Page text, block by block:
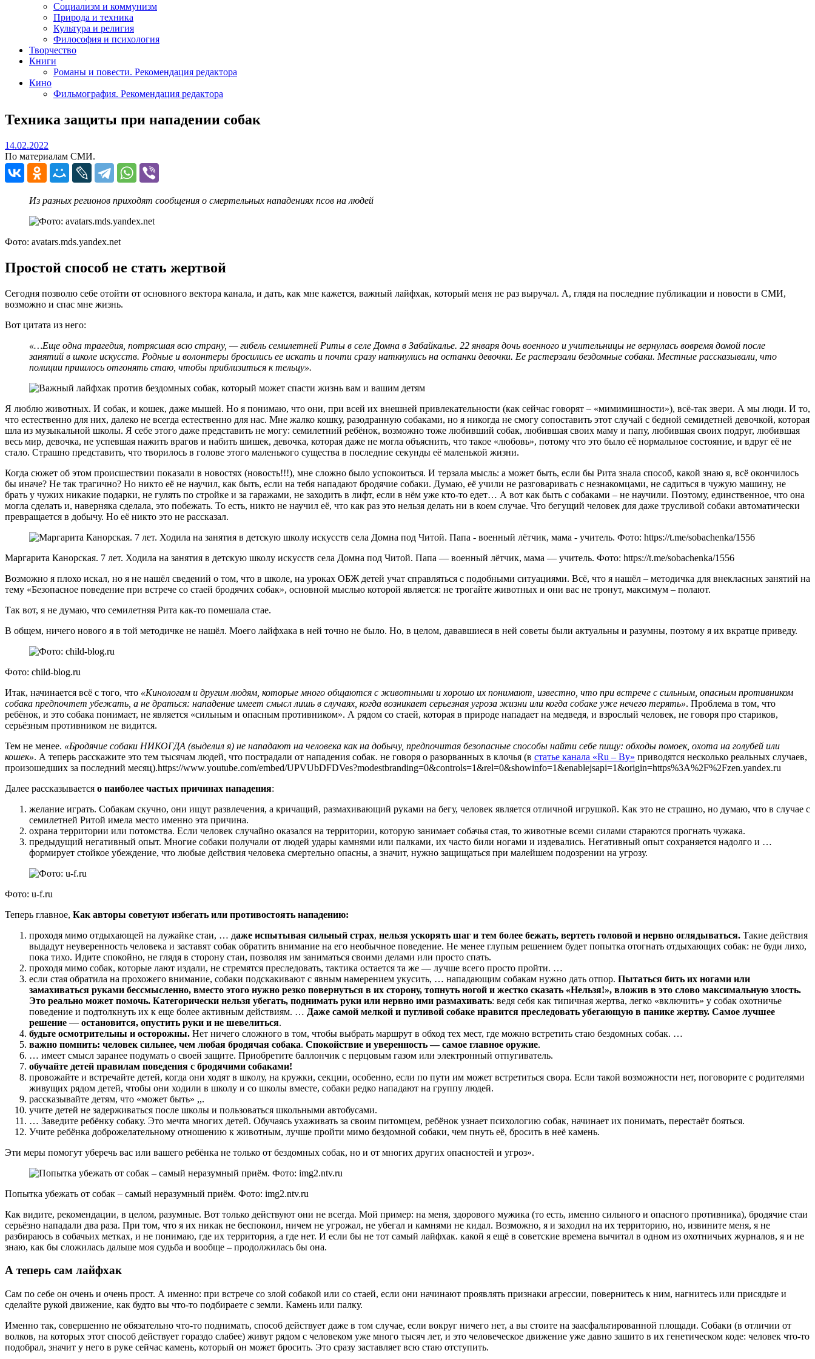
Социализм и коммунизм
Природа и техника
Культура и религия
Философия и психология
Творчество
Книги
Романы и повести. Рекомендация редактора
Кино
Фильмография. Рекомендация редактора
Техника защиты при нападении собак
14.02.2022
По материалам СМИ.
Из разных регионов приходят сообщения о смертельных нападениях псов на людей
Фото: avatars.mds.yandex.net
Простой способ не стать жертвой
Сегодня позволю себе отойти от основного вектора канала, и дать, как мне кажется, важный лайфхак, который меня не раз выручал. А, глядя на последние публикации и новости в СМИ,
возможно и спас мне жизнь.
Вот цитата из него:
«…Еще одна трагедия, потрясшая всю страну, — гибель семилетней Риты в селе Домна в Забайкалье. 22 января дочь военного и учительницы не вернулась вовремя домой после
занятий в школе искусств. Родные и волонтеры бросились ее искать и почти сразу наткнулись на останки девочки. Ее растерзали бездомные собаки. Местные рассказывали, что
полиции пришлось отгонять стаю, чтобы приблизиться к тельцу».
Я люблю животных. И собак, и кошек, даже мышей. Но я понимаю, что они, при всей их внешней привлекательности (как сейчас говорят – «мимимишности»), всё-так звери. А мы люди. И то,
что естественно для них, далеко не всегда естественно для нас. Мне жалко кошку, разодранную собаками, но я никогда не смогу сопоставить этот случай с бедной семидетней девочкой, которая
шла из музыкальной школы. Я себе этого даже представить не могу: семилетний ребёнок, возможно тоже любивший собак, любившая своих маму и папу, любившая своих подруг, любившая
весь мир, девочка, не успевшая нажить врагов и набить шишек, девочка, которая даже не могла объяснить, что такое «любовь», потому что это было её нормальное состояние, и вдруг её не
стало. Страшно представить, что творилось в голове этого маленького существа в последние секунды её маленькой жизни.
Когда сюжет об этом происшествии показали в новостях (новость!!!), мне сложно было успокоиться. И терзала мысль: а может быть, если бы Рита знала способ, какой знаю я, всё окончилось
бы иначе? Не так трагично? Но никто её не научил, как быть, если на тебя нападают бродячие собаки. Думаю, её учили не разговаривать с незнакомцами, не садиться в чужую машину, не
брать у чужих никакие подарки, не гулять по стройке и за гаражами, не заходить в лифт, если в нём уже кто-то едет… А вот как быть с собаками – не научили. Поэтому, единственное, что она
могла сделать и, наверняка сделала, это побежать. То есть, никто не научил её, что как раз это нельзя делать ни в коем случае. Что бегущий человек для даже трусливой собаки автоматически
превращается в добычу. Но её никто это не рассказал.
Маргарита Канорская. 7 лет. Ходила на занятия в детскую школу искусств села Домна под Читой. Папа — военный лётчик, мама — учитель. Фото: https://t.me/sobachenka/1556
Возможно я плохо искал, но я не нашёл сведений о том, что в школе, на уроках ОБЖ детей учат справляться с подобными ситуациями. Всё, что я нашёл – методичка для внекласных занятий на
тему «Безопасное поведение при встрече со стаей бродячих собак», основной мыслью которой является: не трогайте животных и они вас не тронут, максимум – полают.
Так вот, я не думаю, что семилетняя Рита как-то помешала стае.
В общем, ничего нового я в той методичке не нашёл. Моего лайфхака в ней точно не было. Но, в целом, дававшиеся в ней советы были актуальны и разумны, поэтому я их вкратце приведу.
Фото: child-blog.ru
Итак, начинается всё с того, что «Кинологам и другим людям, которые много общаются с животными и хорошо их понимают, известно, что при встрече с сильным, опасным противником
собака предпочтет убежать, а не драться: нападение имеет смысл лишь в случаях, когда возникает серьезная угроза жизни или когда собаке уже нечего терять». Проблема в том, что
ребёнок, и это собака понимает, не является «сильным и опасным противником». А рядом со стаей, которая в природе нападает на медведя, и взрослый человек, не говоря про стариков,
серьёзным противником не видится.
Тем не менее. «Бродячие собаки НИКОГДА (выделил я) не нападают на человека как на добычу, предпочитая безопасные способы найти себе пищу: обходы помоек, охота на голубей или
кошек». А теперь расскажите это тем тысячам людей, что пострадали от нападения собак. не говоря о разорванных в клочья (в статье канала «Ru – By» приводятся несколько реальных случаев,
произошедших за последний месяц).https://www.youtube.com/embed/UPVUbDFDVes?modestbranding=0&controls=1&rel=0&showinfo=1&enablejsapi=1&origin=https%3A%2F%2Fzen.yandex.ru
Далее рассказывается о наиболее частых причинах нападения:
желание играть. Собакам скучно, они ищут развлечения, а кричащий, размахивающий руками на бегу, человек является отличной игрушкой. Как это не страшно, но думаю, что в случае с
семилетней Ритой имела место именно эта причина.
охрана территории или потомства. Если человек случайно оказался на территории, которую занимает собачья стая, то животные всеми силами стараются прогнать чужака.
предыдущий негативный опыт. Многие собаки получали от людей удары камнями или палками, их часто били ногами и издевались. Негативный опыт сохраняется надолго и …
формирует стойкое убеждение, что любые действия человека смертельно опасны, а значит, нужно защищаться при малейшем подозрении на угрозу.
Фото: u-f.ru
Теперь главное, Как авторы советуют избегать или противостоять нападению:
проходя мимо отдыхающей на лужайке стаи, … даже испытывая сильный страх, нельзя ускорять шаг и тем более бежать, вертеть головой и нервно оглядываться. Такие действия
выдадут неуверенность человека и заставят собак обратить внимание на его необычное поведение. Не менее глупым решением будет попытка отогнать отдыхающих собак: не буди лихо,
пока тихо. Идите спокойно, не глядя в сторону стаи, позволяя им заниматься своими делами или просто спать.
проходя мимо собак, которые лают издали, не стремятся преследовать, тактика остается та же — лучше всего просто пройти. …
если стая обратила на прохожего внимание, собаки подскакивают с явным намерением укусить, … нападающим собакам нужно дать отпор. Пытаться бить их ногами или
замахиваться руками бессмысленно, вместо этого нужно резко повернуться в их сторону, топнуть ногой и жестко сказать «Нельзя!», вложив в это слово максимальную злость.
Это реально может помочь. Категорически нельзя убегать, поднимать руки или нервно ими размахивать: ведя себя как типичная жертва, легко «включить» у собак охотничье
поведение и подтолкнуть их к еще более активным действиям. … Даже самой мелкой и пугливой собаке нравится преследовать убегающую в панике жертву. Самое лучшее
решение — остановится, опустить руки и не шевелиться.
будьте осмотрительны и осторожны. Нет ничего сложного в том, чтобы выбрать маршрут в обход тех мест, где можно встретить стаю бездомных собак. …
важно помнить: человек сильнее, чем любая бродячая собака. Спокойствие и уверенность — самое главное оружие.
… имеет смысл заранее подумать о своей защите. Приобретите баллончик с перцовым газом или электронный отпугиватель.
обучайте детей правилам поведения с бродячими собаками!
провожайте и встречайте детей, когда они ходят в школу, на кружки, секции, особенно, если по пути им может встретиться свора. Если такой возможности нет, поговорите с родителями
живущих рядом детей, чтобы они ходили в школу и со школы вместе, собаки редко нападают на группу людей.
рассказывайте детям, что «может быть» ,,.
учите детей не задерживаться после школы и пользоваться школьными автобусами.
… Заведите ребёнку собаку. Это мечта многих детей. Обучаясь ухаживать за своим питомцем, ребёнок узнает психологию собак, начинает их понимать, перестаёт бояться.
Учите ребёнка доброжелательному отношению к животным, лучше пройти мимо бездомной собаки, чем пнуть её, бросить в неё камень.
Эти меры помогут уберечь вас или вашего ребёнка не только от бездомных собак, но и от многих других опасностей и угроз».
Попытка убежать от собак – самый неразумный приём. Фото: img2.ntv.ru
Как видите, рекомендации, в целом, разумные. Вот только действуют они не всегда. Мой пример: на меня, здорового мужика (то есть, именно сильного и опасного противника), бродячие стаи
серьёзно нападали два раза. При том, что я их никак не беспокоил, ничем не угрожал, не убегал и камнями не кидал. Возможно, я и заходил на их территорию, но, извините меня, я не
разбираюсь в собачьих метках, и не понимаю, где их территория, а где нет. И если бы не тот самый лайфхак. какой я ещё в советские времена вычитал в одном из охотничьих журналов, я и не
знаю, как бы сложилась дальше моя судьба и вообще – продолжилась бы она.
А теперь сам лайфхак
Сам по себе он очень и очень прост. А именно: при встрече со злой собакой или со стаей, если они начинают проявлять признаки агрессии, повернитесь к ним, нагнитесь или присядьте и
сделайте рукой движение, как будто вы что-то подбираете с земли. Камень или палку.
Именно так, совершенно не обязательно что-то поднимать, способ действует даже в том случае, если вокруг ничего нет, а вы стоите на заасфальтированной площади. Собаки (в отличии от
волков, на которых этот способ действует гораздо слабее) живут рядом с человеком уже много тысяч лет, и это человеческое движение уже давно зашито в их генетическом коде: человек что-то
подобрал, значит у него в руке сейчас камень, который он может бросить. Это сразу заставляет всю стаю отступить.